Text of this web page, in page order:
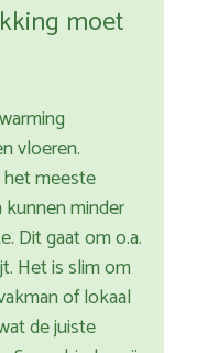
moet
vloeren.
meeste
minder
Dit gaat om o.a.
Het is slim om
of lokaal
de juiste